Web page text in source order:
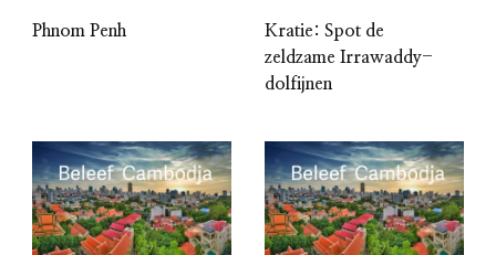
Phnom Penh
Kratie: Spot de
zeldzame Irrawaddy-
dolfijnen